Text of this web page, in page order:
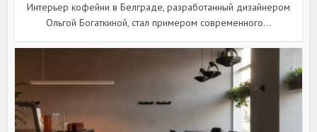
Интерьер кофейни в Белграде, разработанный дизайнером
Ольгой Богаткиной, стал примером современного...